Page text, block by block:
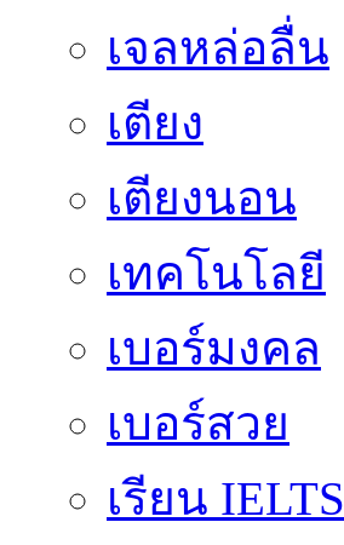
เจลหล่อลื่น
เตียง
เตียงนอน
เทคโนโลยี
เบอร์มงคล
เบอร์สวย
เรียน IELTS